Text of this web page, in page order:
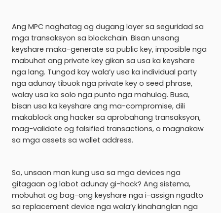
Ang MPC naghatag og dugang layer sa seguridad sa
mga transaksyon sa blockchain. Bisan unsang
keyshare maka-generate sa public key, imposible nga
mabuhat ang private key gikan sa usa ka keyshare
nga lang. Tungod kay wala’y usa ka individual party
nga adunay tibuok nga private key o seed phrase,
walay usa ka solo nga punto nga mahulog. Busa,
bisan usa ka keyshare ang ma-compromise, dili
makablock ang hacker sa aprobahang transaksyon,
mag-validate og falsified transactions, o magnakaw
sa mga assets sa wallet address.
So, unsaon man kung usa sa mga devices nga
gitagaan og labot adunay gi-hack? Ang sistema,
mobuhat og bag-ong keyshare nga i-assign ngadto
sa replacement device nga wala’y kinahanglan nga